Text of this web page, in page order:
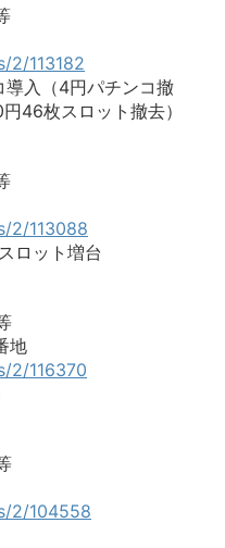
2/113182
入（4円パチンコ撤
46枚スロット撤去）
2/113088
ロット増台
地
2/116370
2/104558